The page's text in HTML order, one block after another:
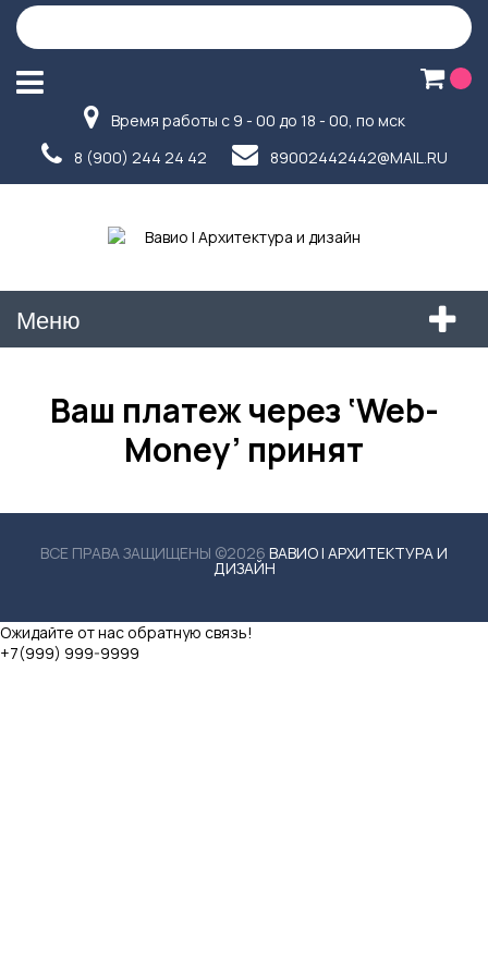
Время работы с 9 - 00 до 18 - 00, по мск
8 (900) 244 24 42
89002442442@MAIL.RU
Меню
Ваш платеж через ‘Web-
Money’ принят
ВСЕ ПРАВА ЗАЩИЩЕНЫ ©2026 ВАВИО | АРХИТЕКТУРА И
ДИЗАЙН
Ожидайте от нас обратную связь!
+7(999) 999-9999